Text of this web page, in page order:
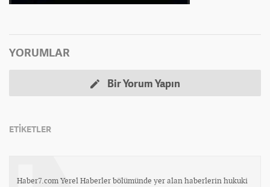
YORUMLAR
Bir Yorum Yapın
ETİKETLER
Haber7.com Yerel Haberler bölümünde yer alan haberlerin hukuki